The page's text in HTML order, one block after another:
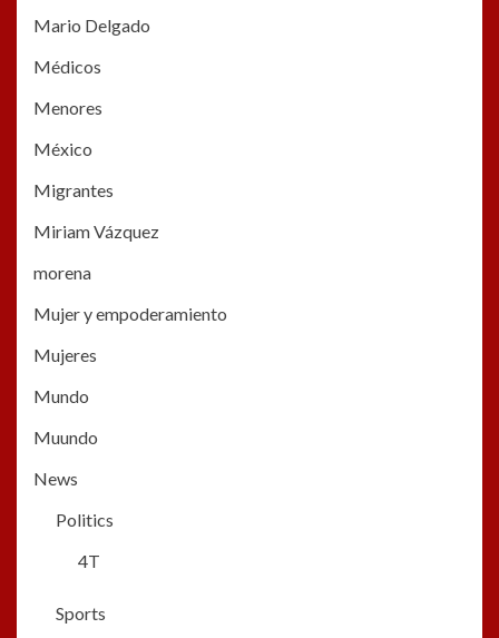
Mario Delgado
Médicos
Menores
México
Migrantes
Miriam Vázquez
morena
Mujer y empoderamiento
Mujeres
Mundo
Muundo
News
Politics
4T
Sports